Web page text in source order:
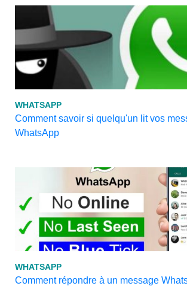
WHATSAPP
Comment savoir si quelqu'un lit vos
WhatsApp
WHATSAPP
Comment répondre à un message